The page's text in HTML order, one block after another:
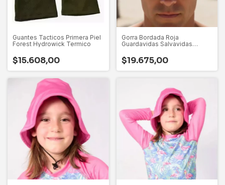
Guantes Tacticos Primera Piel
Forest Hydrowick Termico
$15.608,00
Gorra Bordada Roja
Guardavidas Salvavidas
$19.675,00